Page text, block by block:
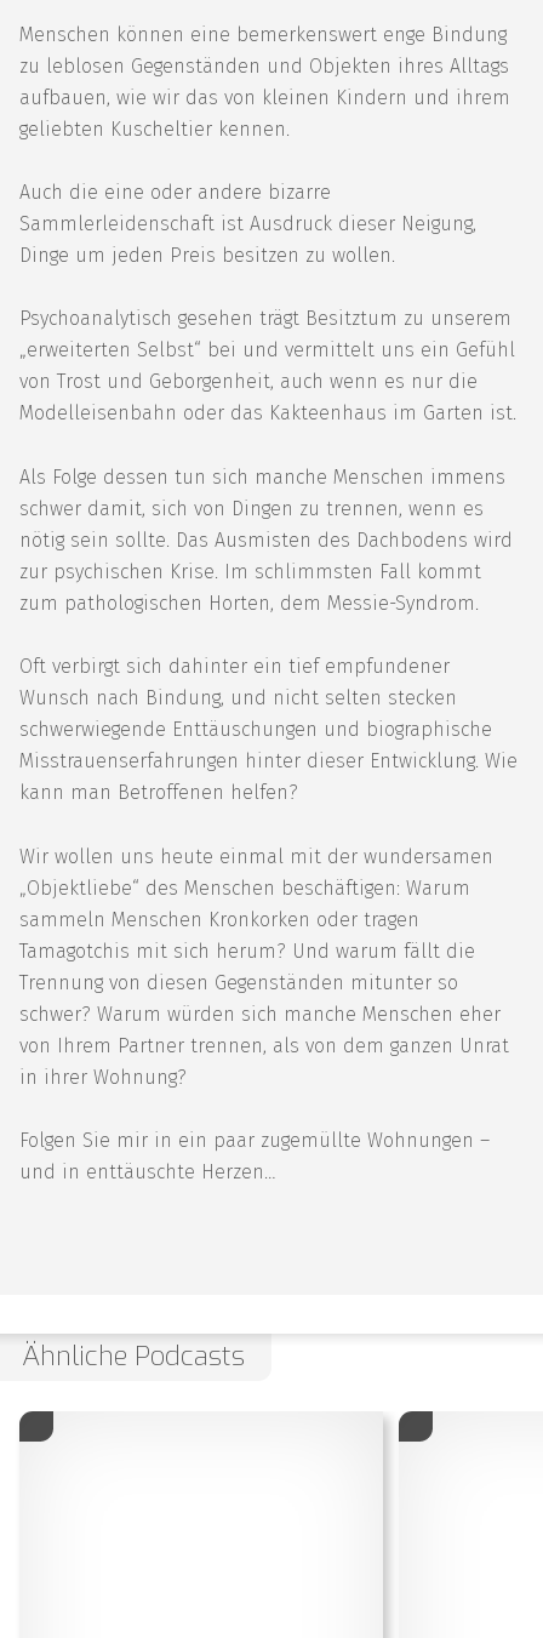
Menschen können eine bemerkenswert enge Bindung
zu leblosen Gegenständen und Objekten ihres Alltags
aufbauen, wie wir das von kleinen Kindern und ihrem
geliebten Kuscheltier kennen.
Auch die eine oder andere bizarre
Sammlerleidenschaft ist Ausdruck dieser Neigung,
Dinge um jeden Preis besitzen zu wollen.
Psychoanalytisch gesehen trägt Besitztum zu unserem
„erweiterten Selbst“ bei und vermittelt uns ein Gefühl
von Trost und Geborgenheit, auch wenn es nur die
Modelleisenbahn oder das Kakteenhaus im Garten ist.
Als Folge dessen tun sich manche Menschen immens
schwer damit, sich von Dingen zu trennen, wenn es
nötig sein sollte. Das Ausmisten des Dachbodens wird
zur psychischen Krise. Im schlimmsten Fall kommt
zum pathologischen Horten, dem Messie-Syndrom.
Oft verbirgt sich dahinter ein tief empfundener
Wunsch nach Bindung, und nicht selten stecken
schwerwiegende Enttäuschungen und biographische
Misstrauenserfahrungen hinter dieser Entwicklung. Wie
kann man Betroffenen helfen?
Wir wollen uns heute einmal mit der wundersamen
„Objektliebe“ des Menschen beschäftigen: Warum
sammeln Menschen Kronkorken oder tragen
Tamagotchis mit sich herum? Und warum fällt die
Trennung von diesen Gegenständen mitunter so
schwer? Warum würden sich manche Menschen eher
von Ihrem Partner trennen, als von dem ganzen Unrat
in ihrer Wohnung?
Folgen Sie mir in ein paar zugemüllte Wohnungen –
und in enttäuschte Herzen…
Ähnliche Podcasts